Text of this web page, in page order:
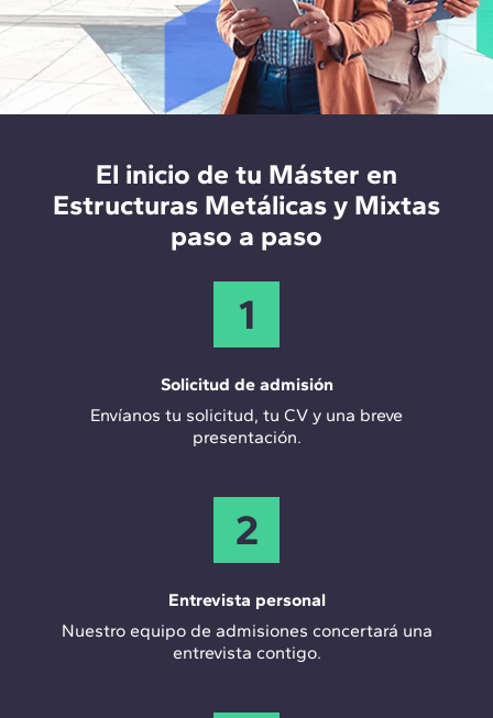
Certificación CYPECAD-Certificación CYPE 3D-
Certificación ACE e IEE
El inicio de tu Máster en
Estructuras Metálicas y Mixtas
paso a paso
1
Solicitud de admisión
Envíanos tu solicitud, tu CV y una breve
presentación.
2
Entrevista personal
Nuestro equipo de admisiones concertará una
entrevista contigo.